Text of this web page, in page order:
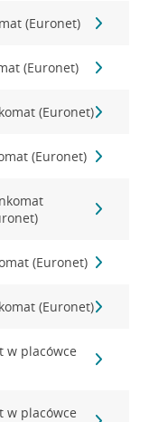
(Euronet)
(Euronet)
(Euronet)
(Euronet)
(Euronet)
(Euronet)
w placówce
w placówce